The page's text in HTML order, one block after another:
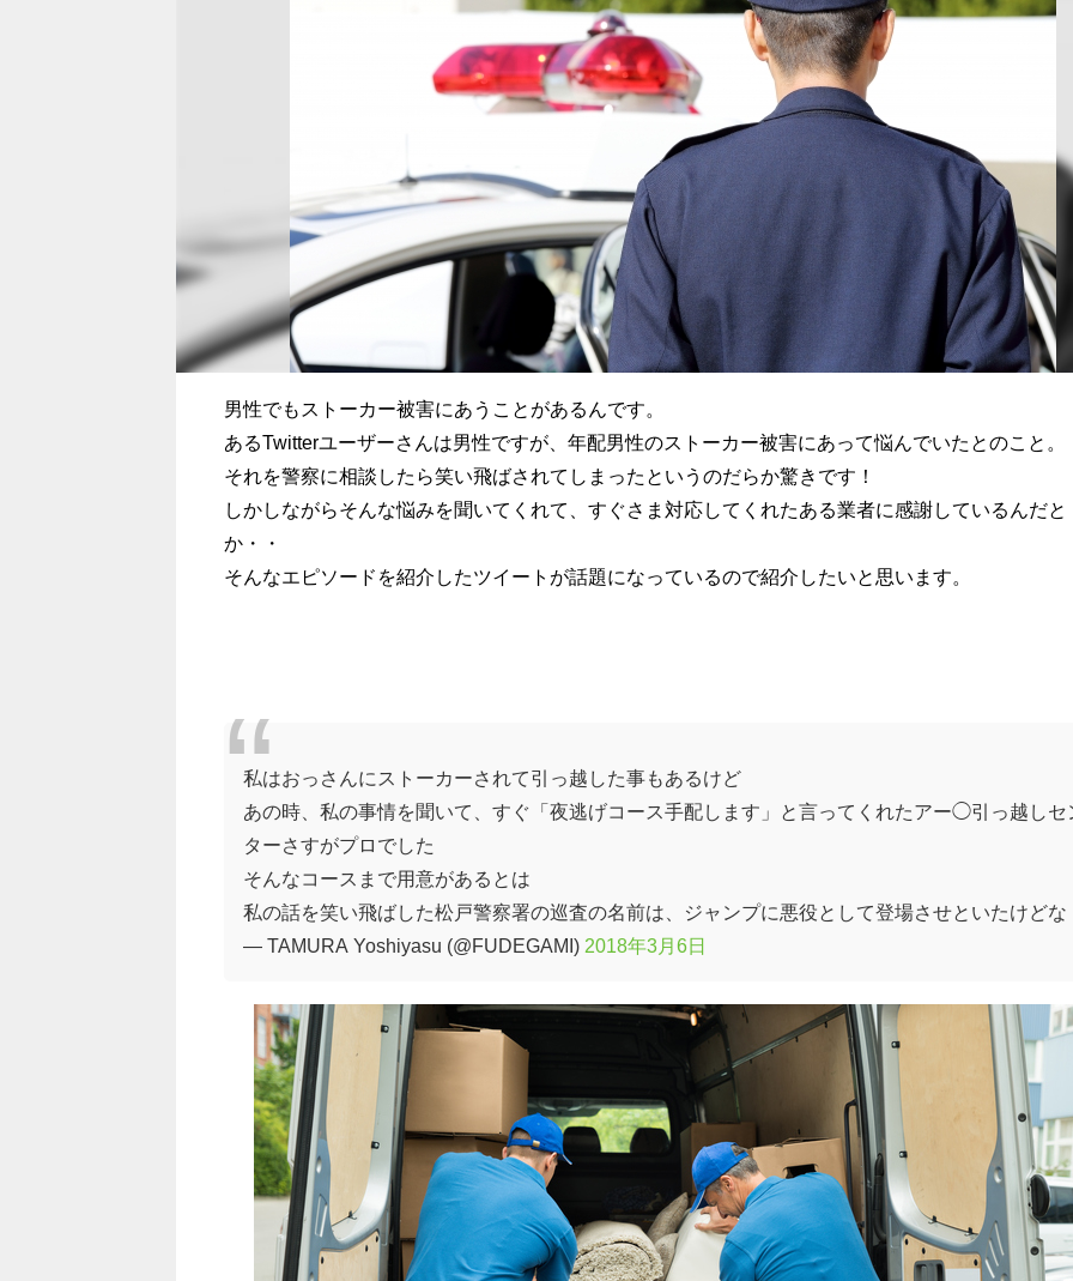
男性でもストーカー被害にあうことがあるんです。
あるTwitterユーザーさんは男性ですが、年配男性のストーカー被害にあって悩んでいたとのこと。
それを警察に相談したら笑い飛ばされてしまったというのだらか驚きです！
しかしながらそんな悩みを聞いてくれて、すぐさま対応してくれたある業者に感謝しているんだと
か・・
そんなエピソードを紹介したツイートが話題になっているので紹介したいと思います。
私はおっさんにストーカーされて引っ越した事もあるけど
あの時、私の事情を聞いて、すぐ「夜逃げコース手配します」と言ってくれたアー◯引っ越しセ
ターさすがプロでした
そんなコースまで用意があるとは
私の話を笑い飛ばした松戸警察署の巡査の名前は、ジャンプに悪役として登場させといたけどな
— TAMURA Yoshiyasu (@FUDEGAMI) 2018年3月6日